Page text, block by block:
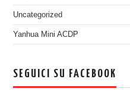
Uncategorized
Yanhua Mini ACDP
SEGUICI SU FACEBOOK